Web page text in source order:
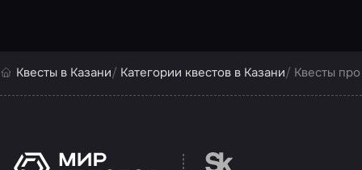
Квесты в Казани Категории квестов в Казани Квесты
Перейти на сайт